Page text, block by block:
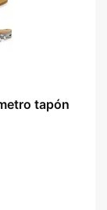
tapón